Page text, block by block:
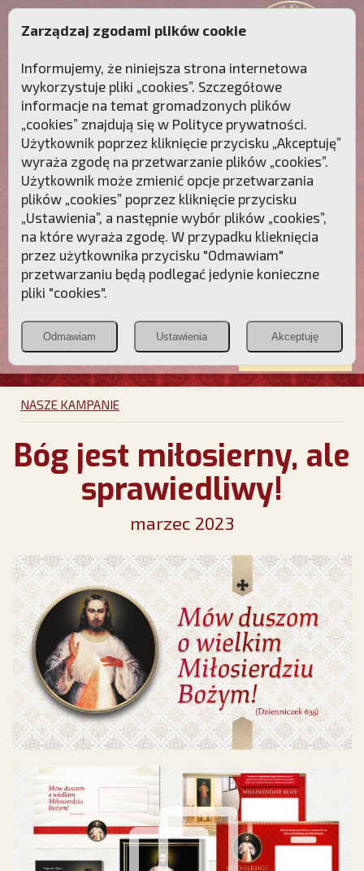
Przebudźmy sumienia Polaków!
Polonia
Christiana
PCh24.pl
Przymierze
POZNAJ APOSTOLAT FATIMY WESPRZYJ
NAS
NASZE KAMPANIE
Bóg jest miłosierny, ale
sprawiedliwy!
marzec 2023
Zarządzaj zgodami plików cookie
Informujemy, że niniejsza strona internetowa
wykorzystuje pliki „cookies”. Szczegółowe
informacje na temat gromadzonych plików
„cookies” znajdują się w Polityce prywatności.
Użytkownik poprzez kliknięcie przycisku „Akceptuję”
wyraża zgodę na przetwarzanie plików „cookies”.
Użytkownik może zmienić opcje przetwarzania
plików „cookies” poprzez kliknięcie przycisku
„Ustawienia”, a następnie wybór plików „cookies”,
na które wyraża zgodę. W przypadku klieknięcia
przez użytkownika przycisku "Odmawiam"
przetwarzaniu będą podlegać jedynie konieczne
pliki "cookies".
Odmawiam Ustawienia Akceptuję